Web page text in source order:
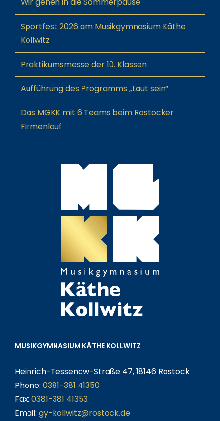
Sportfest 2026 am Musikgymnasium Käthe
Kollwitz
Praktikumsmesse der 10. Klassen
Aufführung des Programms „Laut sein“
Das MGKK mit 6 Teams beim Rostocker
Firmenlauf
MUSIKGYMNASIUM KÄTHE KOLLWITZ
Heinrich-Tessenow-Straße 47, 18146 Rostock
Phone: 0381-381 41350
Fax: 0381-381 41353
Email: gy-kollwitz@rostock.de